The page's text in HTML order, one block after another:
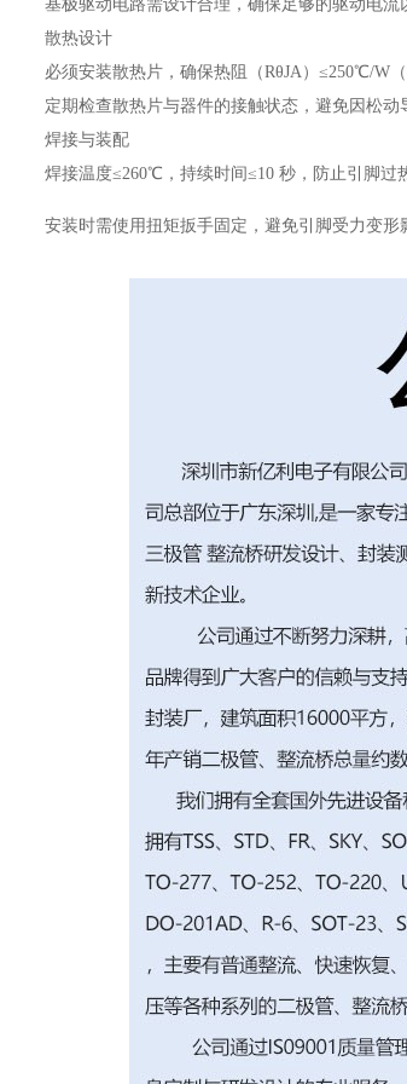
基极驱动电路需设计合理，确保足够的驱动电
散热设计
必须安装散热片，确保热阻（RθJA）≤250℃/W（
定期检查散热片与器件的接触状态，避免因松动
焊接与装配
焊接温度≤260℃，持续时间≤10 秒，防止引脚过
安装时需使用扭矩扳手固定，避免引脚受力变形